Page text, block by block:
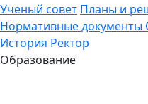
Ученый совет Планы и
Нормативные документы
История Ректор
Образование